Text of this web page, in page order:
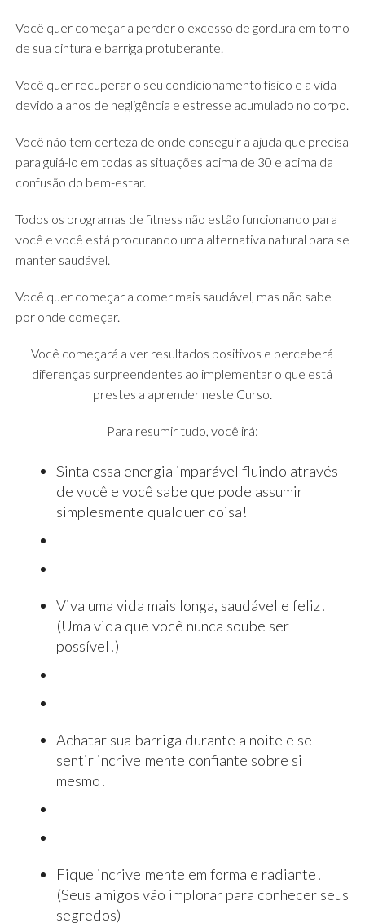
Você quer começar a perder o excesso de gordura em torno
de sua cintura e barriga protuberante.
Você quer recuperar o seu condicionamento físico e a vida
devido a anos de negligência e estresse acumulado no corpo.
Você não tem certeza de onde conseguir a ajuda que precisa
para guiá-lo em todas as situações acima de 30 e acima da
confusão do bem-estar.
Todos os programas de fitness não estão funcionando para
você e você está procurando uma alternativa natural para se
manter saudável.
Você quer começar a comer mais saudável, mas não sabe
por onde começar.
Você começará a ver resultados positivos e perceberá
diferenças surpreendentes ao implementar o que está
prestes a aprender neste Curso.
Para resumir tudo, você irá:
Sinta essa energia imparável fluindo através
de você e você sabe que pode assumir
simplesmente qualquer coisa!
Viva uma vida mais longa, saudável e feliz!
(Uma vida que você nunca soube ser
possível!)
Achatar sua barriga durante a noite e se
sentir incrivelmente confiante sobre si
mesmo!
Fique incrivelmente em forma e radiante!
(Seus amigos vão implorar para conhecer seus
segredos)